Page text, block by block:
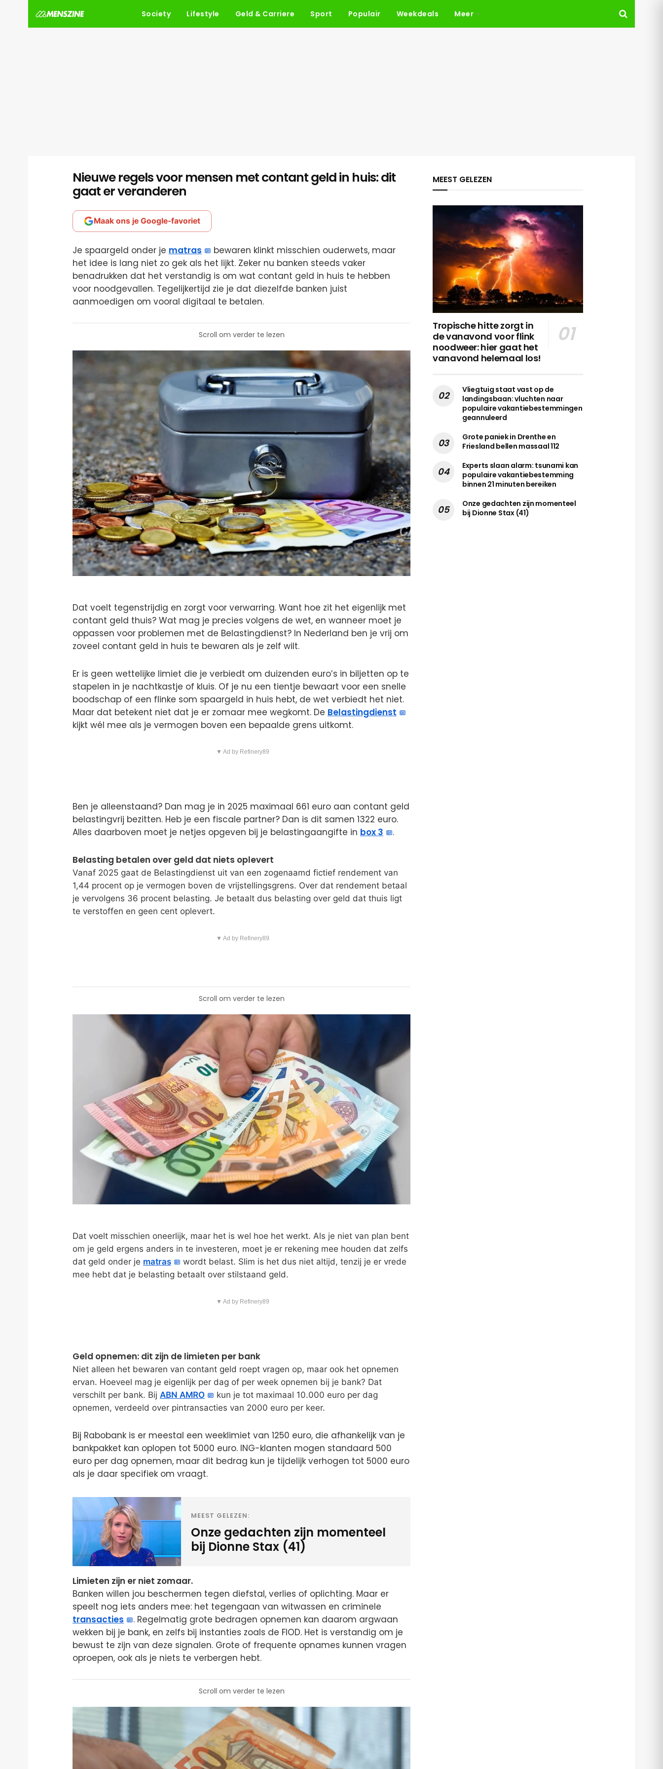
Society Lifestyle Geld & Carriere Sport Populair Weekdeals Meer
Nieuwe regels voor mensen met contant geld in huis: dit
gaat er veranderen
Maak ons je Google-favoriet
Je spaargeld onder je matras
bewaren klinkt misschien ouderwets, maar
het idee is lang niet zo gek als het lijkt. Zeker nu banken steeds vaker
benadrukken dat het verstandig is om wat contant geld in huis te hebben
voor noodgevallen. Tegelijkertijd zie je dat diezelfde banken juist
aanmoedigen om vooral digitaal te betalen.
Scroll om verder te lezen
Dat voelt tegenstrijdig en zorgt voor verwarring. Want hoe zit het eigenlijk met
contant geld thuis? Wat mag je precies volgens de wet, en wanneer moet je
oppassen voor problemen met de Belastingdienst? In Nederland ben je vrij om
zoveel contant geld in huis te bewaren als je zelf wilt.
Er is geen wettelijke limiet die je verbiedt om duizenden euro’s in biljetten op te
stapelen in je nachtkastje of kluis. Of je nu een tientje bewaart voor een snelle
boodschap of een flinke som spaargeld in huis hebt, de wet verbiedt het niet.
Maar dat betekent niet dat je er zomaar mee wegkomt. De Belastingdienst
kijkt wél mee als je vermogen boven een bepaalde grens uitkomt.
▼ Ad by Refinery89
Ben je alleenstaand? Dan mag je in 2025 maximaal 661 euro aan contant geld
belastingvrij bezitten. Heb je een fiscale partner? Dan is dit samen 1322 euro.
Alles daarboven moet je netjes opgeven bij je belastingaangifte in box 3 .
Belasting betalen over geld dat niets oplevert
Vanaf 2025 gaat de Belastingdienst uit van een zogenaamd fictief rendement van
1,44 procent op je vermogen boven de vrijstellingsgrens. Over dat rendement betaal
je vervolgens 36 procent belasting. Je betaalt dus belasting over geld dat thuis ligt
te verstoffen en geen cent oplevert.
▼ Ad by Refinery89
Scroll om verder te lezen
Dat voelt misschien oneerlijk, maar het is wel hoe het werkt. Als je niet van plan bent
om je geld ergens anders in te investeren, moet je er rekening mee houden dat zelfs
dat geld onder je matras
wordt belast. Slim is het dus niet altijd, tenzij je er vrede
mee hebt dat je belasting betaalt over stilstaand geld.
▼ Ad by Refinery89
Geld opnemen: dit zijn de limieten per bank
Niet alleen het bewaren van contant geld roept vragen op, maar ook het opnemen
ervan. Hoeveel mag je eigenlijk per dag of per week opnemen bij je bank? Dat
verschilt per bank. Bij ABN AMRO
kun je tot maximaal 10.000 euro per dag
opnemen, verdeeld over pintransacties van 2000 euro per keer.
Bij Rabobank is er meestal een weeklimiet van 1250 euro, die afhankelijk van je
bankpakket kan oplopen tot 5000 euro. ING-klanten mogen standaard 500
euro per dag opnemen, maar dit bedrag kun je tijdelijk verhogen tot 5000 euro
als je daar specifiek om vraagt.
MEEST GELEZEN:
Onze gedachten zijn momenteel
bij Dionne Stax (41)
Limieten zijn er niet zomaar.
Banken willen jou beschermen tegen diefstal, verlies of oplichting. Maar er
speelt nog iets anders mee: het tegengaan van witwassen en criminele
transacties
. Regelmatig grote bedragen opnemen kan daarom argwaan
wekken bij je bank, en zelfs bij instanties zoals de FIOD. Het is verstandig om je
bewust te zijn van deze signalen. Grote of frequente opnames kunnen vragen
oproepen, ook als je niets te verbergen hebt.
Scroll om verder te lezen
MEEST GELEZEN
Tropische hitte zorgt in
de vanavond voor flink
noodweer: hier gaat het
vanavond helemaal los!
Vliegtuig staat vast op de
landingsbaan: vluchten naar
populaire vakantiebestemmingen
geannuleerd
Grote paniek in Drenthe en
Friesland bellen massaal 112
Experts slaan alarm: tsunami kan
populaire vakantiebestemming
binnen 21 minuten bereiken
Onze gedachten zijn momenteel
bij Dionne Stax (41)